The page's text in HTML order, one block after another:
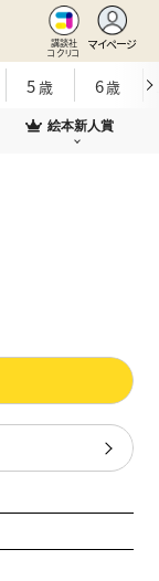
講談社
コクリコ
マイページ
5歳 6歳
絵本新人賞